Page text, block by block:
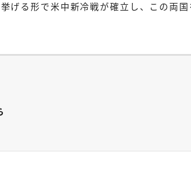
げる形で米中新冷戦が確立し、この両